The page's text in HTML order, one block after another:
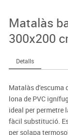
Matalàs
300x200
Detalls
Matalàs d'escuma
lona de PVC
ideal per permetre
fàcil substitució.
per solapa